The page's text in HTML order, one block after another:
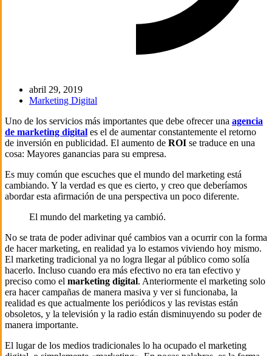
abril 29, 2019
Marketing Digital
Uno de los servicios más importantes que debe ofrecer una agencia
de marketing digital es el de aumentar constantemente el retorno
de inversión en publicidad. El aumento de ROI se traduce en una
cosa: Mayores ganancias para su empresa.
Es muy común que escuches que el mundo del marketing está
cambiando. Y la verdad es que es cierto, y creo que deberíamos
abordar esta afirmación de una perspectiva un poco diferente.
El mundo del marketing ya cambió.
No se trata de poder adivinar qué cambios van a ocurrir con la forma
de hacer marketing, en realidad ya lo estamos viviendo hoy mismo.
El marketing tradicional ya no logra llegar al público como solía
hacerlo. Incluso cuando era más efectivo no era tan efectivo y
preciso como el marketing digital. Anteriormente el marketing solo
era hacer campañas de manera masiva y ver si funcionaba, la
realidad es que actualmente los periódicos y las revistas están
obsoletos, y la televisión y la radio están disminuyendo su poder de
manera importante.
El lugar de los medios tradicionales lo ha ocupado el marketing